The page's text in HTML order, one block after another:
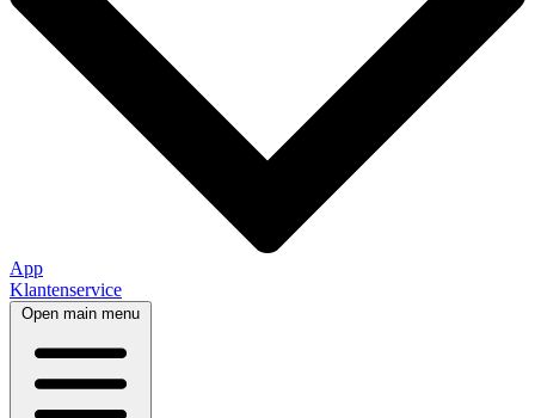
App
Klantenservice
Open main menu